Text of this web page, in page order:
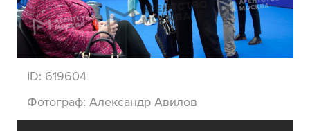
ID: 619604
Фотограф: Александр Авилов